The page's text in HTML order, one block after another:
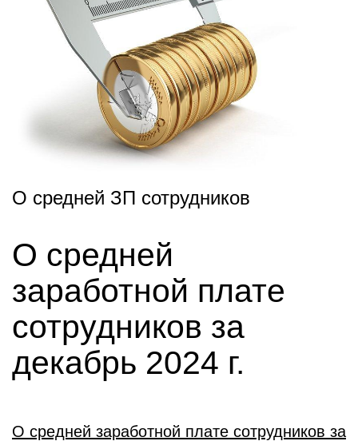
О средней ЗП сотрудников
О средней
заработной плате
сотрудников за
декабрь 2024 г.
О средней заработной плате сотрудников за